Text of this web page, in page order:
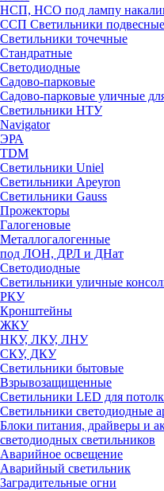
НСП, НСО под лампу
ССП Светильники
Светильники точечные
Стандратные
Светодиодные
Садово-парковые
Садово-парковые уличные
Светильники НТУ
Navigator
ЭРА
TDM
Светильники Uniel
Светильники Apeyron
Светильники Gauss
Прожекторы
Галогеновые
Металлогалогенные
под ЛОН, ДРЛ и ДНат
Светодиодные
Светильники уличные
РКУ
Кронштейны
ЖКУ
НКУ, ЛКУ, ЛНУ
СКУ, ДКУ
Светильники бытовые
Взрывозащищенные
Светильники LED для
Светильники светодиодные
Блоки питания, драйверы и
светодиодных светильников
Аварийное освещение
Аварийный светильник
Заградительные огни